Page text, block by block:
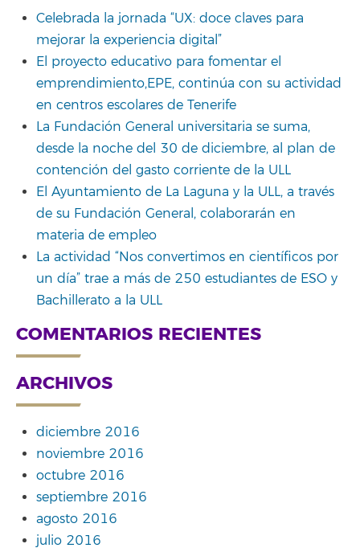
Celebrada la jornada “UX: doce claves para
mejorar la experiencia digital”
El proyecto educativo para fomentar el
emprendimiento,EPE, continúa con su actividad
en centros escolares de Tenerife
La Fundación General universitaria se suma,
desde la noche del 30 de diciembre, al plan de
contención del gasto corriente de la ULL
El Ayuntamiento de La Laguna y la ULL, a través
de su Fundación General, colaborarán en
materia de empleo
La actividad “Nos convertimos en científicos por
un día” trae a más de 250 estudiantes de ESO y
Bachillerato a la ULL
COMENTARIOS RECIENTES
ARCHIVOS
diciembre 2016
noviembre 2016
octubre 2016
septiembre 2016
agosto 2016
julio 2016